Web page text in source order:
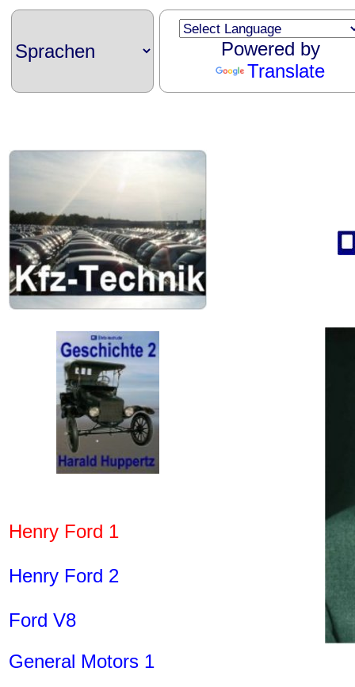
Powered by
Translate
Henry Ford 1
Henry Ford 2
Ford V8
General Motors 1